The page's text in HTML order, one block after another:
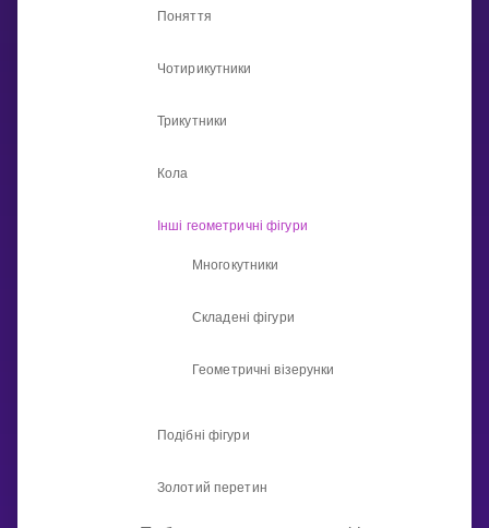
Поняття
Чотирикутники
Трикутники
Кола
Інші геометричні фігури
Многокутники
Складені фігури
Геометричні візерунки
Подібні фігури
Золотий перетин